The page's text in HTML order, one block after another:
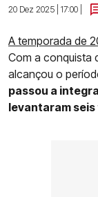
20 Dez 2025 | 17:00 |
A temporada de
Com a conquista
alcançou o
passou a
levantaram